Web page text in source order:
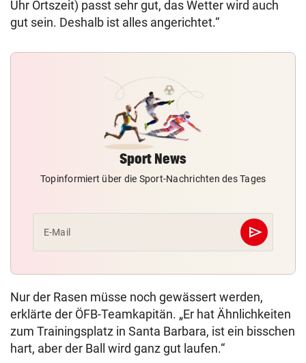
Uhr Ortszeit) passt sehr gut, das Wetter wird auch
gut sein. Deshalb ist alles angerichtet.“
Sport News
Topinformiert über die Sport-Nachrichten des Tages
E-Mail send
Abschicken
Nur der Rasen müsse noch gewässert werden,
erklärte der ÖFB-Teamkapitän. „Er hat Ähnlichkeiten
zum Trainingsplatz in Santa Barbara, ist ein bisschen
hart, aber der Ball wird ganz gut laufen.“